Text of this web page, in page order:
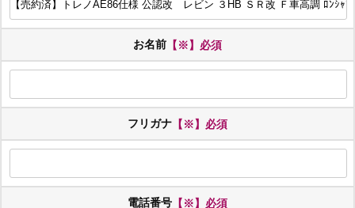
お名前 【※】必須
フリガナ 【※】必須
電話番号 【※】必須